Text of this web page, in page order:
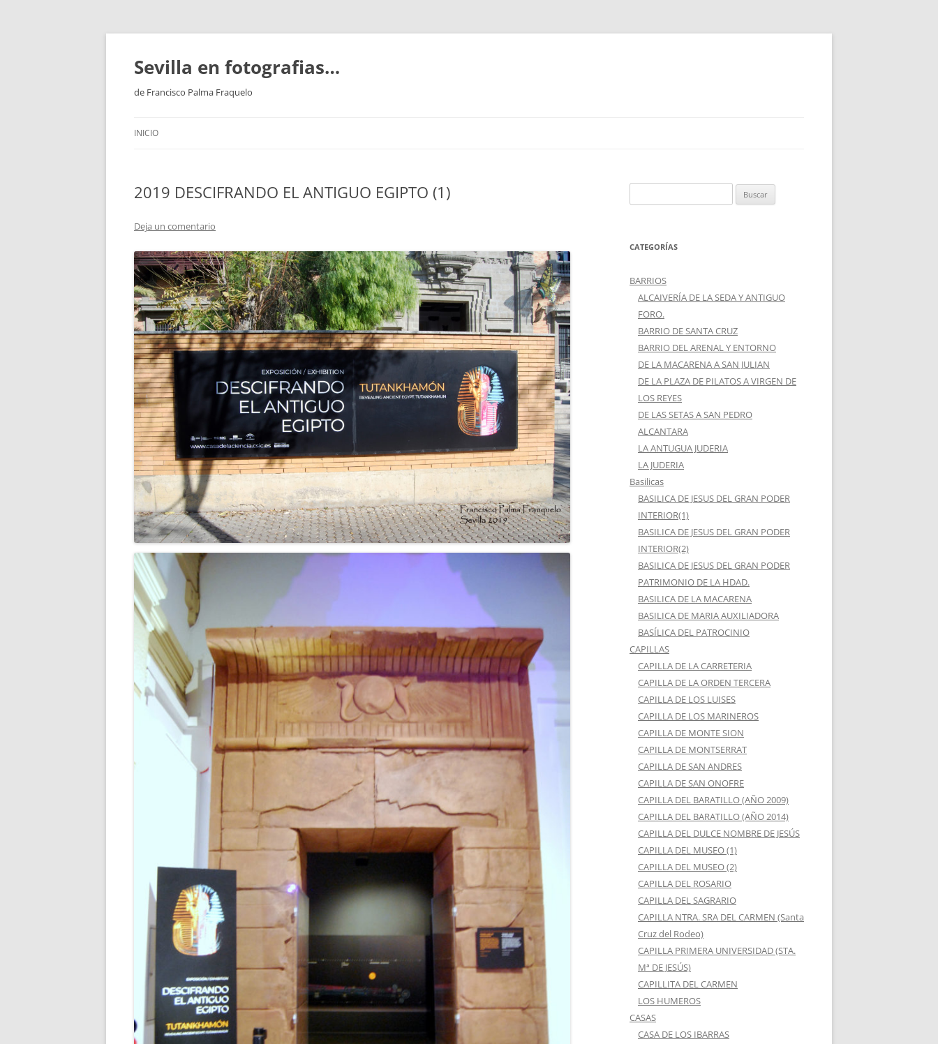
Saltar
contenido
Sevilla en fotografias…
de Francisco Palma Fraquelo
INICIO
2019 DESCIFRANDO EL ANTIGUO EGIPTO (1)
Deja un comentario
CATEGORÍAS
BARRIOS
ALCAIVERÍA DE LA SEDA Y ANTIGUO
FORO.
BARRIO DE SANTA CRUZ
BARRIO DEL ARENAL Y ENTORNO
DE LA MACARENA A SAN JULIAN
DE LA PLAZA DE PILATOS A VIRGEN DE
LOS REYES
DE LAS SETAS A SAN PEDRO
ALCANTARA
LA ANTUGUA JUDERIA
LA JUDERIA
Basilicas
BASILICA DE JESUS DEL GRAN PODER
INTERIOR(1)
BASILICA DE JESUS DEL GRAN PODER
INTERIOR(2)
BASILICA DE JESUS DEL GRAN PODER
PATRIMONIO DE LA HDAD.
BASILICA DE LA MACARENA
BASILICA DE MARIA AUXILIADORA
BASÍLICA DEL PATROCINIO
CAPILLAS
CAPILLA DE LA CARRETERIA
CAPILLA DE LA ORDEN TERCERA
CAPILLA DE LOS LUISES
CAPILLA DE LOS MARINEROS
CAPILLA DE MONTE SION
CAPILLA DE MONTSERRAT
CAPILLA DE SAN ANDRES
CAPILLA DE SAN ONOFRE
CAPILLA DEL BARATILLO (AÑO 2009)
CAPILLA DEL BARATILLO (AÑO 2014)
CAPILLA DEL DULCE NOMBRE DE JESÚS
CAPILLA DEL MUSEO (1)
CAPILLA DEL MUSEO (2)
CAPILLA DEL ROSARIO
CAPILLA DEL SAGRARIO
CAPILLA NTRA. SRA DEL CARMEN (Santa
Cruz del Rodeo)
CAPILLA PRIMERA UNIVERSIDAD (STA.
Mª DE JESÚS)
CAPILLITA DEL CARMEN
LOS HUMEROS
CASAS
CASA DE LOS IBARRAS